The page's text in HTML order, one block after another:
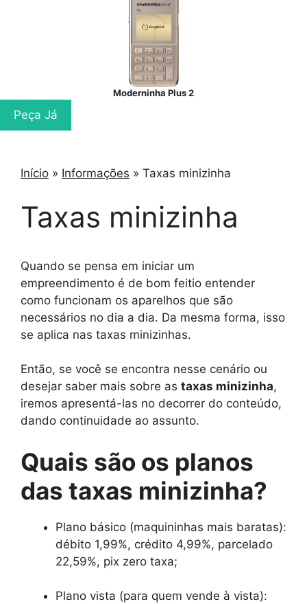
Moderninha Plus 2
Peça Já
Início » Informações » Taxas minizinha
Taxas minizinha
Quando se pensa em iniciar um
empreendimento é de bom feitio entender
como funcionam os aparelhos que são
necessários no dia a dia. Da mesma forma, isso
se aplica nas taxas minizinhas.
Então, se você se encontra nesse cenário ou
desejar saber mais sobre as taxas minizinha,
iremos apresentá-las no decorrer do conteúdo,
dando continuidade ao assunto.
Quais são os planos
das taxas minizinha?
Plano básico (maquininhas mais baratas):
débito 1,99%, crédito 4,99%, parcelado
22,59%, pix zero taxa;
Plano vista (para quem vende à vista):